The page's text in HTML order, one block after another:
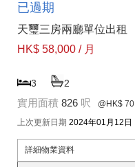
已過期
天璽三房兩廳單位出租
HK$ 58,000 / 月
3 2
實用面積 826 呎 @HK$ 70
上次更新日期 2024年01月12日
詳細物業資料